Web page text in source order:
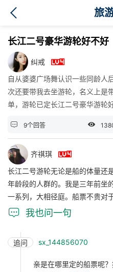
旅
长江二号豪华游轮好不好
纠戒 
自从婆婆广场舞认识一些同龄人
次还要带我去坐游轮，名义上是
单，游轮已定长江二号豪华游轮
 9个回答 
齐祺琪 
长江二号游轮无论是船的体量还
年龄段的人群的。我是三年前坐
一系列，大相径庭。船票不贵对
 我也问一句
追问 sx_144856070
亲是在哪里定的船票呢